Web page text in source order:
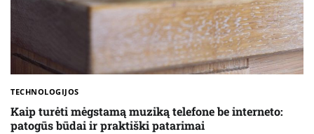
TECHNOLOGIJOS
Kaip turėti mėgstamą muziką telefone be interneto:
patogūs būdai ir praktiški patarimai